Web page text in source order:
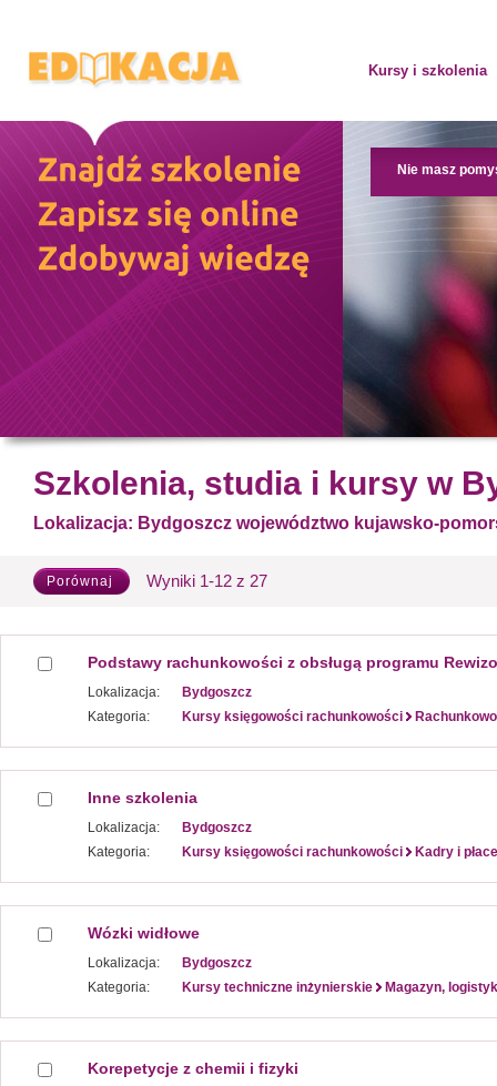
Kursy i szkolenia
Nie masz
Szkolenia, studia i kursy w
Lokalizacja: Bydgoszcz województwo kujawsko-
Porównaj Wyniki 1-12 z 27
Podstawy rachunkowości z obsługą programu
Lokalizacja:
Bydgoszcz
Kategoria:
Kursy księgowości rachunkowości
Inne szkolenia
Lokalizacja:
Bydgoszcz
Kategoria:
Kursy księgowości rachunkowości Kadry i płace
Wózki widłowe
Lokalizacja:
Bydgoszcz
Kategoria:
Kursy techniczne inżynierskie Magazyn,
Korepetycje z chemii i fizyki